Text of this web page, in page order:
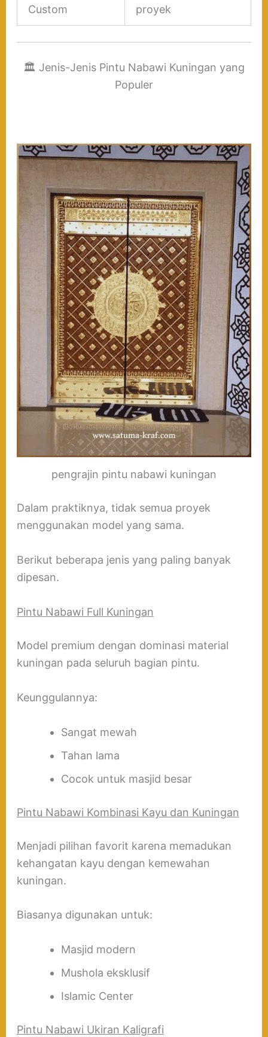
Custom
proyek
🏛 Jenis-Jenis Pintu Nabawi Kuningan yang
Populer
pengrajin pintu nabawi kuningan
Dalam praktiknya, tidak semua proyek
menggunakan model yang sama.
Berikut beberapa jenis yang paling banyak
dipesan.
Pintu Nabawi Full Kuningan
Model premium dengan dominasi material
kuningan pada seluruh bagian pintu.
Keunggulannya:
Sangat mewah
Tahan lama
Cocok untuk masjid besar
Pintu Nabawi Kombinasi Kayu dan Kuningan
Menjadi pilihan favorit karena memadukan
kehangatan kayu dengan kemewahan
kuningan.
Biasanya digunakan untuk:
Masjid modern
Mushola eksklusif
Islamic Center
Pintu Nabawi Ukiran Kaligrafi